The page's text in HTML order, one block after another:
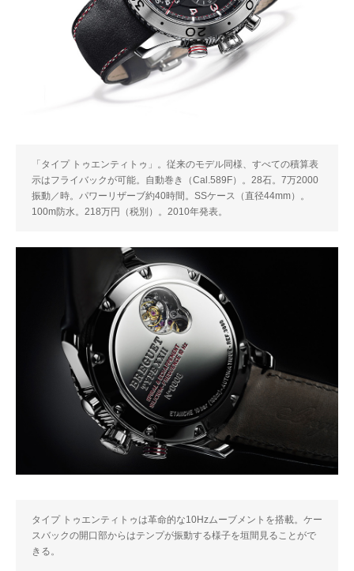
「タイプ トゥエンティトゥ」。従来のモデル同様、すべての積算表
示はフライバックが可能。自動巻き（Cal.589F）。28石。7万2000
振動／時。パワーリザーブ約40時間。SSケース（直径44mm）。
100m防水。218万円（税別）。2010年発表。
タイプ トゥエンティトゥは革命的な10Hzムーブメントを搭載。ケー
スバックの開口部からはテンプが振動する様子を垣間見ることがで
きる。